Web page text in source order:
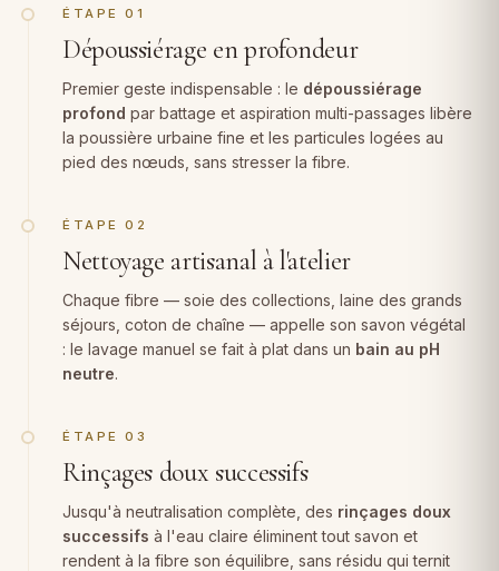
ÉTAPE 01
Dépoussiérage en profondeur
Premier geste indispensable : le dépoussiérage
profond par battage et aspiration multi-passages libère
la poussière urbaine fine et les particules logées au
pied des nœuds, sans stresser la fibre.
ÉTAPE 02
Nettoyage artisanal à l'atelier
Chaque fibre — soie des collections, laine des grands
séjours, coton de chaîne — appelle son savon végétal
: le lavage manuel se fait à plat dans un bain au pH
neutre.
ÉTAPE 03
Rinçages doux successifs
Jusqu'à neutralisation complète, des rinçages doux
successifs à l'eau claire éliminent tout savon et
rendent à la fibre son équilibre, sans résidu qui ternit